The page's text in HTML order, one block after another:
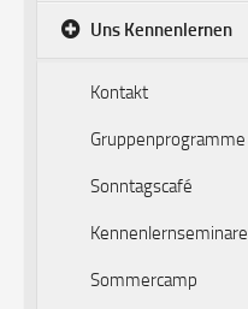
Uns Kennenlernen
Kontakt
Gruppenprogramme
Sonntagscafé
Kennenlernseminare
Sommercamp